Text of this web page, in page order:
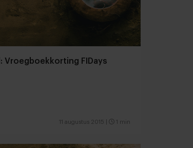
Final call: Vroegboekkorting FIDays
11 augustus 2015 1 min